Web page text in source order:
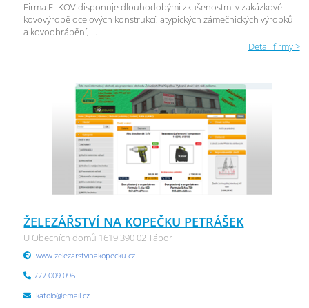
Firma ELKOV disponuje dlouhodobými zkušenostmi v zakázkové
kovovýrobě ocelových konstrukcí, atypických zámečnických výrobků
a kovoobrábění, ...
Detail firmy >
ŽELEZÁŘSTVÍ NA KOPEČKU PETRÁŠEK
U Obecních domů 1619 390 02 Tábor
www.zelezarstvinakopecku.cz
777 009 096
katolo@email.cz